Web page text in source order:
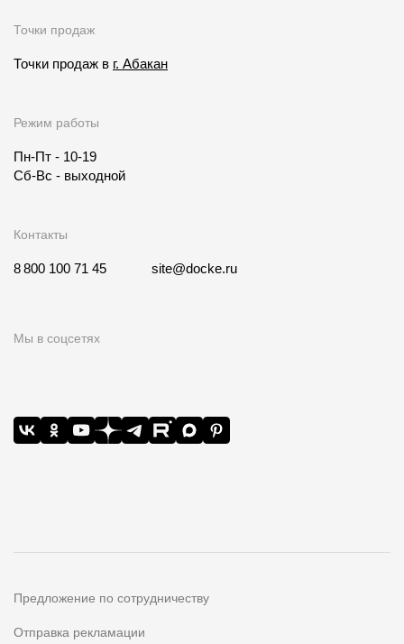
Точки продаж
Точки продаж в г. Абакан
Режим работы
Пн-Пт - 10-19
Сб-Вс - выходной
Контакты
8 800 100 71 45 site@docke.ru
Мы в соцсетях
Предложение по сотрудничеству
Отправка рекламации